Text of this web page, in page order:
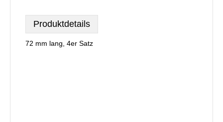
Produktdetails
72 mm lang, 4er Satz